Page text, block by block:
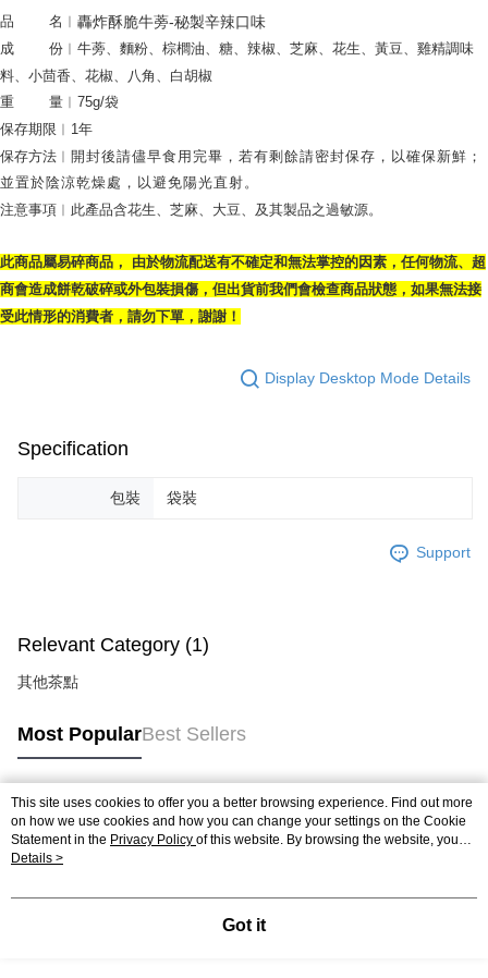
品        名︱ 轟炸酥脆牛蒡-秘製辛辣口味
成        份︱ 牛蒡、麵粉、棕櫚油、糖、辣椒 、芝麻 、花生 、黃豆 、雞精調味
料
小茴香 、花椒 、八角
、白胡椒
重        量︱75g/袋
保存期限︱ 1年
保存方法︱ 開封後請儘早食用完畢，若有剩餘請密封保存，以確保新鮮；
並置於陰涼乾燥處，以避免陽光直射 。
注意事項 ︱此產品含花生 、芝麻 、大豆 、及其製品之過敏源。
此商品屬易碎商品， 由於物流配送有不確定和無法掌控的因素，任何物流、超
商會造成餅乾破碎或外包裝損傷，但出貨前我們會檢查商品狀態，如果無法接
受此情形的消費者，請勿下單，謝謝！
Display Desktop Mode Details
Specification
包裝 袋裝
Support
Relevant Category (1)
其他茶點
Most PopularBest Sellers
Popular Tags
This site uses cookies to offer you a better browsing experience. Find out more
on how we use cookies and how you can change your settings on the Cookie
Statement in the Privacy Policy of this website. By browsing the website, you
agree to our use of cookies as described in our Cookie Statement.
Details >
Got it